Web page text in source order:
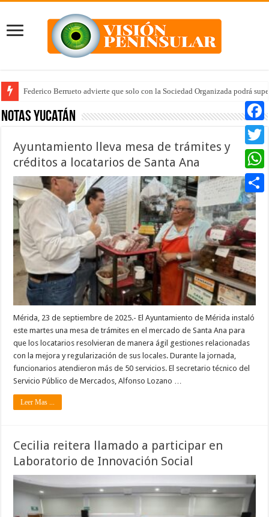
Federico Berrueto advierte que solo con la Sociedad Organizada podrá
Notas Yucatán
Ayuntamiento lleva mesa de trámites y
créditos a locatarios de Santa Ana
Mérida, 23 de septiembre de 2025.- El Ayuntamiento de Mérida instaló
este martes una mesa de trámites en el mercado de Santa Ana para
que los locatarios resolvieran de manera ágil gestiones relacionadas
con la mejora y regularización de sus locales. Durante la jornada,
funcionarios atendieron más de 50 servicios. El secretario técnico del
Servicio Público de Mercados, Alfonso Lozano …
Leer Mas ...
Cecilia reitera llamado a participar en
Laboratorio de Innovación Social
Twitter